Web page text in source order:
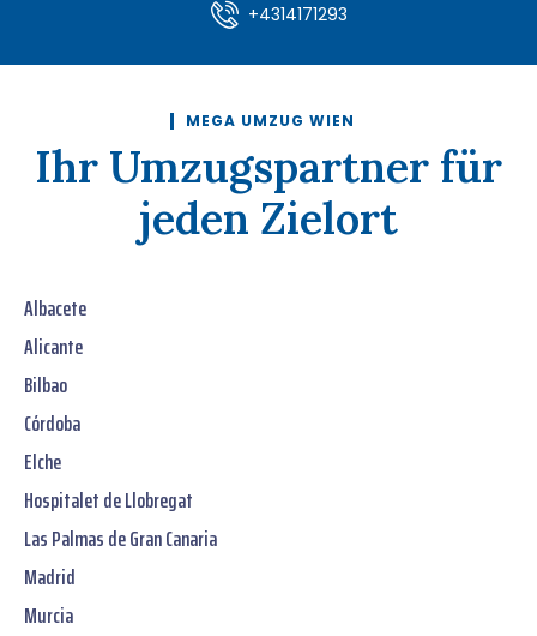
+4314171293
MEGA UMZUG WIEN
Ihr Umzugspartner für
jeden Zielort
Albacete
Alicante
Bilbao
Córdoba
Elche
Hospitalet de Llobregat
Las Palmas de Gran Canaria
Madrid
Murcia